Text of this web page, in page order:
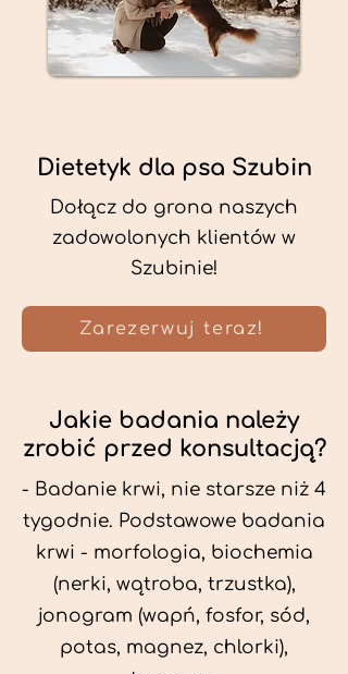
Dietetyk dla psa Szubin
Dołącz do grona naszych
zadowolonych klientów w
Szubinie!
Zarezerwuj teraz!
Jakie badania należy
zrobić przed konsultacją?
- Badanie krwi, nie starsze niż 4
tygodnie. Podstawowe badania
krwi - morfologia, biochemia
(nerki, wątroba, trzustka),
jonogram (wapń, fosfor, sód,
potas, magnez, chlorki),